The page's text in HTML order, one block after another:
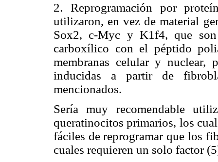
2. Reprogramación por
utilizaron, en vez de material
Sox2, c-Myc y K1f4, que son
carboxílico con el péptido
membranas celular y nuclear,
inducidas a partir de
mencionados.
Sería muy recomendable
queratinocitos primarios, los
fáciles de reprogramar que los
cuales requieren un solo factor